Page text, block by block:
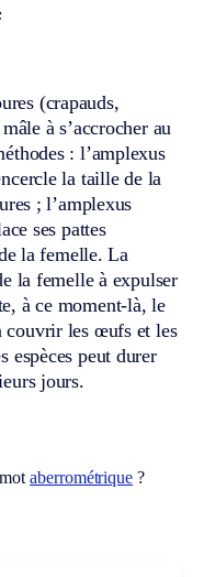
(crapauds,
à s’accrocher au
: l’amplexus
la taille de la
; l’amplexus
ses pattes
la femelle. La
la femelle à expulser
à ce moment-là, le
couvrir les œufs et les
espèces peut durer
jours.
motaberrométrique ?